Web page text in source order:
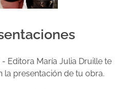
- Editora María Julia Druille te
la presentación de tu obra.